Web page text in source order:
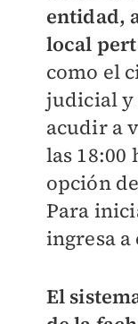
entidad,
local
como el
judicial y
acudir a
las 18:00
opción
Para
ingresa a
El